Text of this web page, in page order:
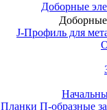
Доборные
Доборные
J-Профиль для
Планки П-образные